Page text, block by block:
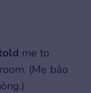
me to
(Mẹ bảo